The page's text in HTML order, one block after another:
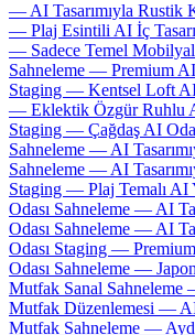
— AI Tasarımıyla Rustik
— Plaj Esintili AI İç
— Sadece Temel
Sahneleme — Premium AI
Staging — Kentsel Loft AI
— Eklektik Özgür Ruhlu
Staging — Çağdaş AI Oda
Sahneleme — AI
Sahneleme — AI
Staging — Plaj Temalı AI
Odası Sahneleme — AI
Odası Sahneleme — AI
Odası Staging — Premium
Odası Sahneleme —
Mutfak Sanal Sahneleme
Mutfak Düzenlemesi —
Mutfak Sahneleme —